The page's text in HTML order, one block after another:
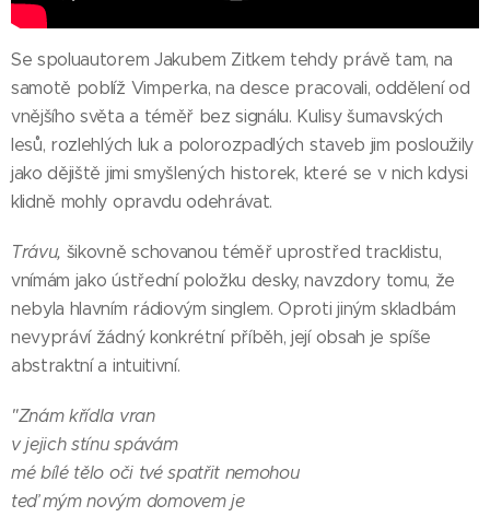
Se spoluautorem Jakubem Zitkem tehdy právě tam, na
samotě poblíž Vimperka, na desce pracovali, oddělení od
vnějšího světa a téměř bez signálu. Kulisy šumavských
lesů, rozlehlých luk a polorozpadlých staveb jim posloužily
jako dějiště jimi smyšlených historek, které se v nich kdysi
klidně mohly opravdu odehrávat.
Trávu, šikovně schovanou téměř uprostřed tracklistu,
vnímám jako ústřední položku desky, navzdory tomu, že
nebyla hlavním rádiovým singlem. Oproti jiným skladbám
nevypráví žádný konkrétní příběh, její obsah je spíše
abstraktní a intuitivní.
"Znám křídla vran
v jejich stínu spávám
mé bílé tělo oči tvé spatřit nemohou
teď mým novým domovem je